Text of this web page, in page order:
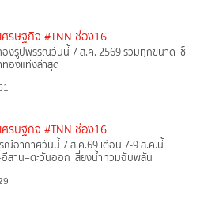
ศรษฐกิจ #TNN ช่อง16
องรูปพรรณวันนี้ 7 ส.ค. 2569 รวมทุกขนาด เช็
ทองแท่งล่าสุด
ศรษฐกิจ #TNN ช่อง16
ณ์อากาศวันนี้ 7 ส.ค.69 เตือน 7-9 ส.ค.นี้
อีสาน–ตะวันออก เสี่ยงน้ำท่วมฉับพลัน